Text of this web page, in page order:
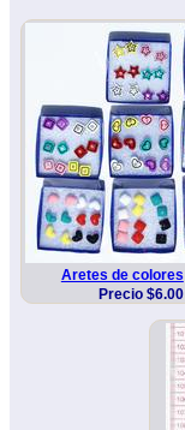
Aretes de colores
Precio $6.00